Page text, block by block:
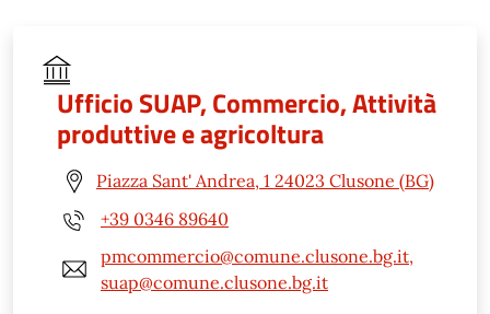
Ufficio SUAP, Commercio, Attività
produttive e agricoltura
Piazza Sant' Andrea, 1 24023 Clusone (BG)
+39 0346 89640
pmcommercio@comune.clusone.bg.it,
suap@comune.clusone.bg.it